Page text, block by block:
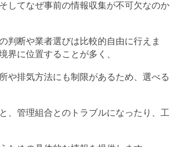
してなぜ事前の情報収集が不可欠なのか
判断や業者選びは比較的自由に行えま
界に位置することが多く、
や排気方法にも制限があるため、選べる
、管理組合とのトラブルになったり、工